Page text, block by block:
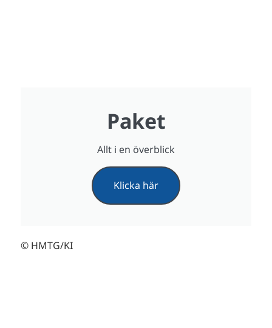
Paket
Allt i en överblick
Klicka här
© HMTG/KI